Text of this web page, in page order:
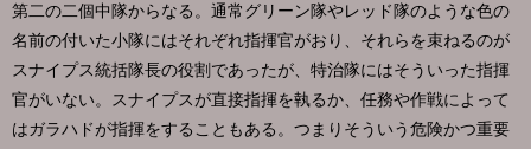
第二の二個中隊からなる。通常グリーン隊やレッド隊のような色の
名前の付いた小隊にはそれぞれ指揮官がおり、それらを束ねるのが
スナイプス統括隊長の役割であったが、特治隊にはそういった指揮
官がいない。スナイプスが直接指揮を執るか、任務や作戦によって
はガラハドが指揮をすることもある。つまりそういう危険かつ重要